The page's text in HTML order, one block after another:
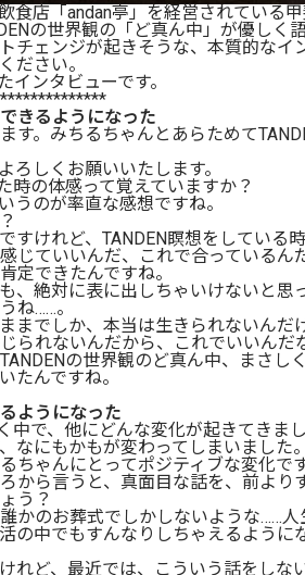
食店「andan亭」を経営されている
の世界観の「ど真ん中」が優しく語
チェンジが起きそうな、本質的なイ
ださい。
ンタビューです。
きるようになった
す。みちるちゃんとあらためて
ろしくお願いいたします。
時の体感って覚えていますか？
うのが率直な感想ですね。
すけれど、TANDEN瞑想をしている
じていいんだ、これで合っているん
定できたんですね。
、絶対に表に出しちゃいけないと思
ね……。
までしか、本当は生きられないんだ
られないんだから、これでいいんだ
の世界観のど真ん中、まさし
たんですね。
ようになった
中で、他にどんな変化が起きてきま
なにもかもが変わってしまいました。
ちゃんにとってポジティブな変化で
から言うと、真面目な話を、前より
う？
かのお葬式でしかしないような……
の中でもすんなりしちゃえるように
れど、最近では、こういう話をしな